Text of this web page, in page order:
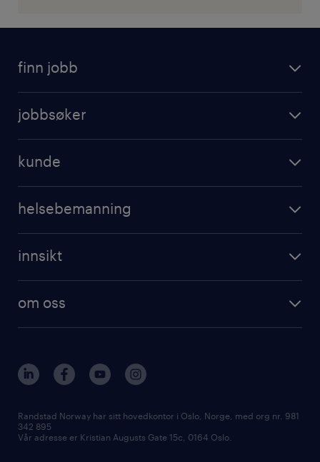
finn jobb
jobbsøker
kunde
helsebemanning
innsikt
om oss
Randstad Norway har sitt hovedkontor i Oslo, Norge, med org nr. 981
342 895
Vår adresse er Kristian Augusts Gate 15c, 0164 Oslo.